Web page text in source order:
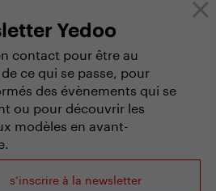
Yedoo
contact pour être au
ce qui se passe, pour
des évènements qui se
ou pour découvrir les
modèles en avant-
s’inscrire à la newsletter
Découvrez
et le
de
expédition en trottinette
Du Cap au Caire, des